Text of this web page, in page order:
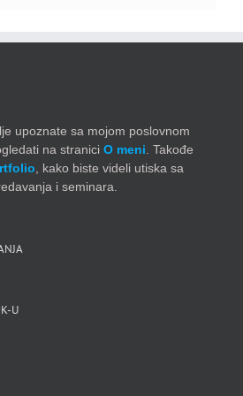
upoznate sa mojom poslovnom
na stranici O meni . Takođe
, kako biste videli utiska sa
i seminara.
U